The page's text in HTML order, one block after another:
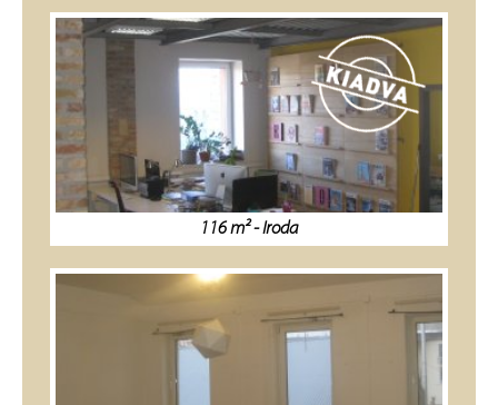
116 m² - Iroda